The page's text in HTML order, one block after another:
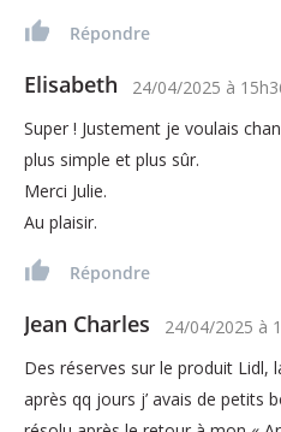
Répondre
Elisabeth 24/04/2025 à
Super ! Justement je voulais
plus simple et plus sûr.
Merci Julie.
Au plaisir.
Répondre
Jean Charles 24/04/2025 à
Des réserves sur le produit
après qq jours j’ avais de petits